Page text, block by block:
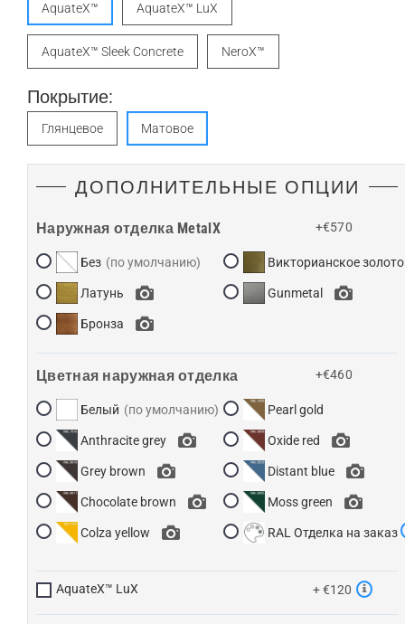
AquateX™ AquateX™ LuX
AquateX™ Sleek Concrete NeroX™
Покрытие:
Глянцевое Матовое
ДОПОЛНИТЕЛЬНЫЕ ОПЦИИ
Наружная отделка MetalX +€570
Без
Латунь
Бронза
Викторианское золото
Gunmetal
Цветная наружная отделка +€460
Белый
Anthracite grey
Grey brown
Chocolate brown
Colza yellow
Pearl gold
Oxide red
Distant blue
Moss green
RAL Отделка на заказ
AquateX™ LuX + €120